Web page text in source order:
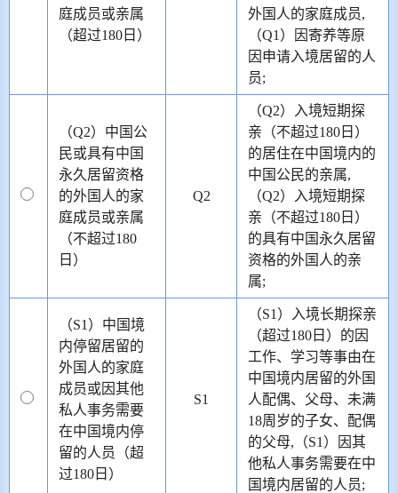
庭成员或亲属
（超过180日）
外国人的家庭成员,
（Q1）因寄养等原
因申请入境居留的人
员;
（Q2）中国公
民或具有中国
永久居留资格
的外国人的家
庭成员或亲属
（不超过180
日）
Q2
（Q2）入境短期探
亲（不超过180日）
的居住在中国境内的
中国公民的亲属,
（Q2）入境短期探
亲（不超过180日）
的具有中国永久居留
资格的外国人的亲
属;
（S1）中国境
内停留居留的
外国人的家庭
成员或因其他
私人事务需要
在中国境内停
留的人员（超
过180日）
S1
（S1）入境长期探亲
（超过180日）的因
工作、学习等事由在
中国境内居留的外国
人配偶、父母、未满
18周岁的子女、配偶
的父母,（S1）因其
他私人事务需要在中
国境内居留的人员;